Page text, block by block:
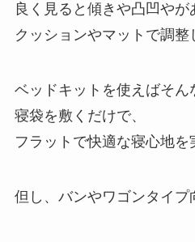
良く見ると傾きや凸凹やが
クッションやマットで調整
ベッドキットを使えばそん
寝袋を敷くだけで、
フラットで快適な寝心地を
但し、バンやワゴンタイプ